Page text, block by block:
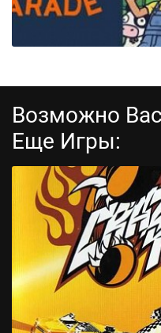
Rain on
Возможно
Еще Игры: